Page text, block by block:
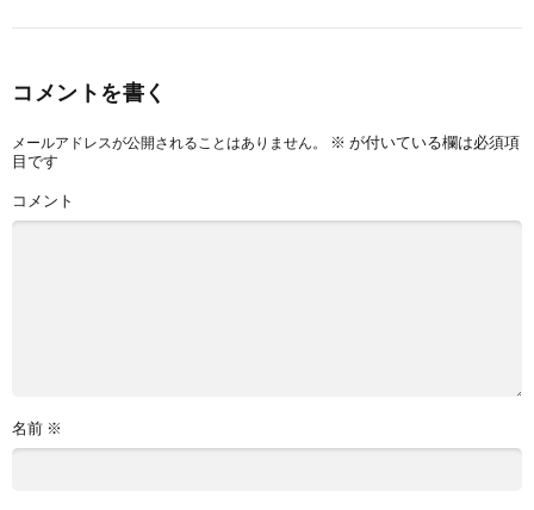
コメントを書く
メールアドレスが公開されることはありません。 ※ が付いている欄は必須項
目です
コメント
名前 ※